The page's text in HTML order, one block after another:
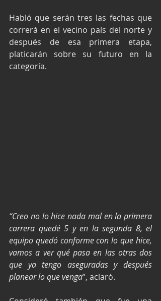
Habló que serán tres las fechas que
correrá en el vecino país del norte y
después de esa primera etapa,
platicarán sobre su futuro en la
categoría.
“Creo no lo hice nada mal en la primera
carrera quedé 5 y en la segunda 8, el
equipo quedó conforme con lo que hice,
vamos a ver qué pasa en las otras dos
que ya tengo aseguradas y después
planear lo que venga”, aclaró.